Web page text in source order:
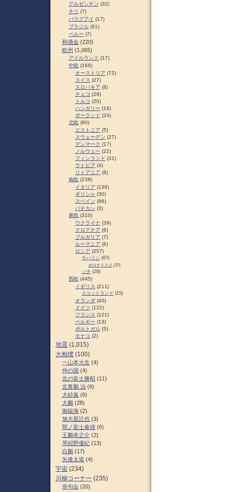
アルゼンチン (32)
チリ (7)
パラグアイ (17)
ブラジル (61)
ペルー (7)
和僑会 (220)
欧州 (1,065)
アイルランド (17)
中欧 (168)
オーストリア (72)
スイス (27)
スロパキア (8)
チェコ (29)
トルコ (20)
ハンガリー (16)
ポーランド (24)
北欧 (90)
エストニア (5)
スウェーデン (27)
デンマーク (17)
ノルウェー (22)
フィンランド (31)
ラトビア (4)
リトアニア (8)
南欧 (238)
イタリア (136)
ギリシャ (30)
スペイン (86)
バチカン (3)
東欧 (310)
ウクライナ (39)
クロアチア (6)
ブルガリア (7)
ルーマニア (6)
ロシア (257)
サハリン (67)
ポロナイスク (37)
ソチ (29)
西欧 (445)
イギリス (211)
スコットランド (15)
オランダ (40)
ドイツ (122)
フランス (121)
ベルギー (13)
ポルトガル (5)
モナコ (2)
地震 (1,015)
大相撲 (100)
一山本大生 (4)
仲の国 (4)
北の富士勝昭 (11)
北青鵬 治 (6)
大砂嵐 (6)
大鵬 (28)
御嶽海 (2)
旭大星託也 (3)
照ノ富士春雄 (6)
王鵬幸之介 (2)
琴紺野優紀 (13)
白鵬 (17)
矢後太規 (4)
宇宙 (234)
川柳コーナー (235)
俳句会 (20)